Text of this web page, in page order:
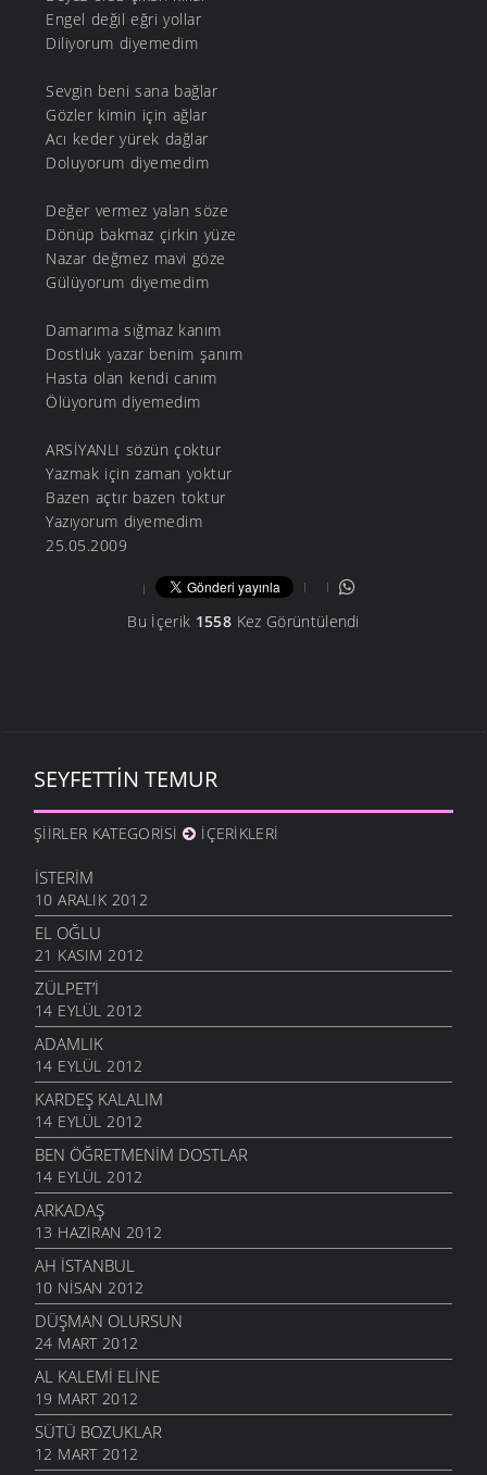
Engel değil eğri yollar
Diliyorum diyemedim
Sevgin beni sana bağlar
Gözler kimin için ağlar
Acı keder yürek dağlar
Doluyorum diyemedim
Değer vermez yalan söze
Dönüp bakmaz çirkin yüze
Nazar değmez mavi göze
Gülüyorum diyemedim
Damarıma sığmaz kanım
Dostluk yazar benim şanım
Hasta olan kendi canım
Ölüyorum diyemedim
ARSİYANLI sözün çoktur
Yazmak için zaman yoktur
Bazen açtır bazen toktur
Yazıyorum diyemedim
25.05.2009
Bu İçerik 1558 Kez Görüntülendi
SEYFETTIN TEMUR
ŞIIRLER KATEGORISI İÇERIKLERI
İSTERIM
10 ARALIK 2012
EL OĞLU
21 KASIM 2012
ZÜLPET’I
14 EYLÜL 2012
ADAMLIK
14 EYLÜL 2012
KARDEŞ KALALIM
14 EYLÜL 2012
BEN ÖĞRETMENIM DOSTLAR
14 EYLÜL 2012
ARKADAŞ
13 HAZIRAN 2012
AH İSTANBUL
10 NISAN 2012
DÜŞMAN OLURSUN
24 MART 2012
AL KALEMI ELINE
19 MART 2012
SÜTÜ BOZUKLAR
12 MART 2012